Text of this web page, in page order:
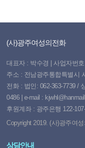
(사)광주여성의전화
대표자 : 박수경 | 사업자번호
주소 : 전남광주통합특별시
전화 : 법인: 062-363-7739 /
0486 | e-mail :
후원계좌 : 광주은행 122-
Copyright 2019. (사)광주여
상담안내